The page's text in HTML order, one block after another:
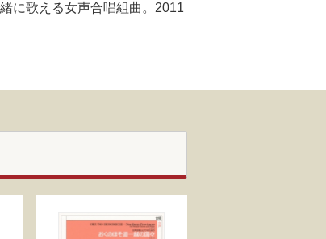
に歌える女声合唱組曲。2011